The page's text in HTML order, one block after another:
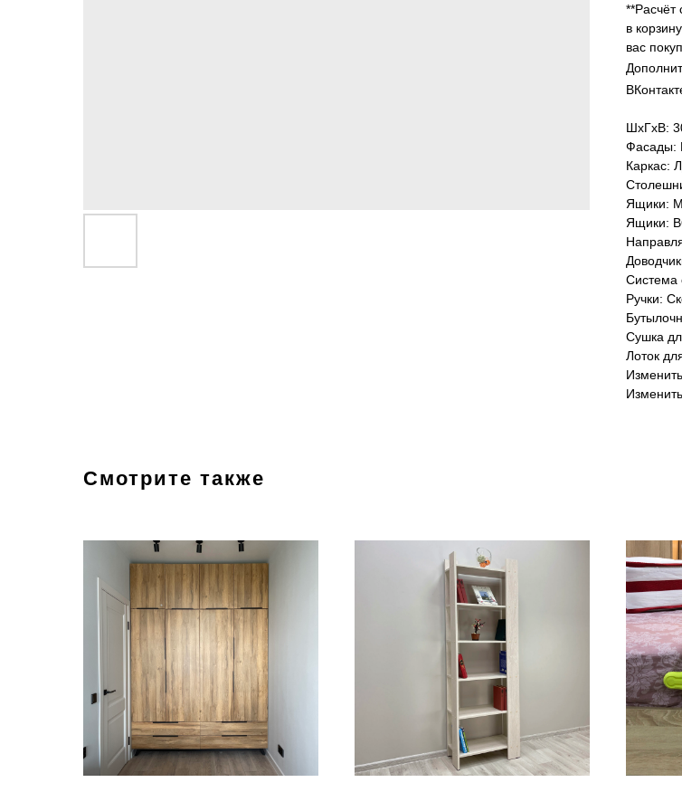
**Расчёт
в
вас
ШхГхВ:
Фасады:
Каркас:
Ящики:
Ящики:
Система
Ручки:
Сушка
Лоток
Смотрите также